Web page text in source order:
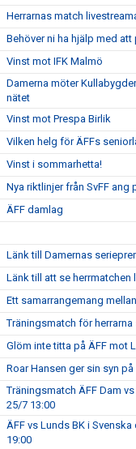
Herrarnas match
Behöver ni ha hjälp med
Vinst mot IFK Malmö
Damerna möter
nätet
Vinst mot Prespa Birlik
Vilken helg för ÄFFs
Vinst i sommarhetta!
Nya riktlinjer från SvFF ang
ÄFF damlag
Länk till Damernas
Länk till att se herrmatchen
Ett samarrangemang
Träningsmatch för
Glöm inte titta på ÄFF mot
Roar Hansen ger sin syn
Träningsmatch ÄFF Dam
25/7 13:00
ÄFF vs Lunds BK i
19:00